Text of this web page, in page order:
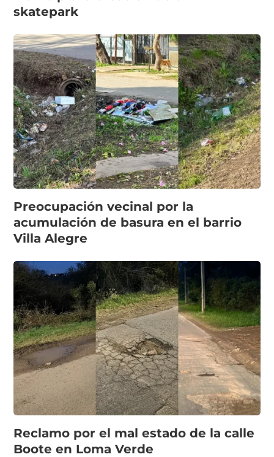
skatepark
Preocupación vecinal por la
acumulación de basura en el barrio
Villa Alegre
Reclamo por el mal estado de la calle
Boote en Loma Verde